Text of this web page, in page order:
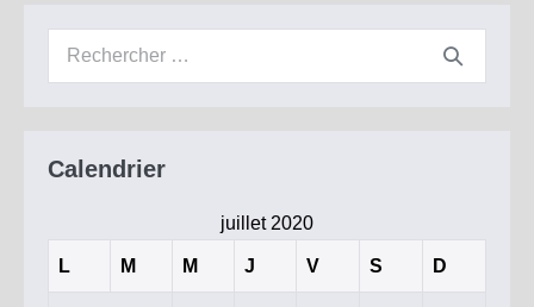
29
Juin
2020
Recherche
Calendrier
juillet 2020
L M M J V S D